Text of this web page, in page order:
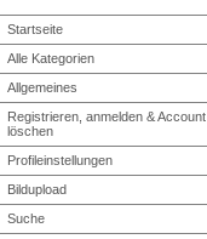
Startseite
Alle Kategorien
Allgemeines
Registrieren, anmelden & Account
löschen
Profileinstellungen
Bildupload
Suche